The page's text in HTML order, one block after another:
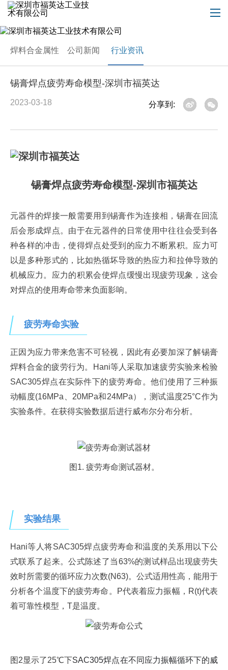
焊料合金属性 公司新闻 行业资讯
锡膏焊点疲劳寿命模型-深圳市福英达
2023-03-18 分享到:
锡膏焊点疲劳寿命模型-深圳市福英达
元器件的焊接一般需要用到锡膏作为连接相，锡膏在回流
后会形成焊点。由于在元器件的日常使用中往往会受到各
种各样的冲击，使得焊点处受到的应力不断累积。应力可
以是多种形式的，比如热循坏导致的热应力和拉伸导致的
机械应力。应力的积累会使焊点缓慢出现疲劳现象，这会
对焊点的使用寿命带来负面影响。
疲劳寿命实验
正因为应力带来危害不可轻视，因此有必要加深了解锡膏
焊料合金的疲劳行为。Hani等人采取加速疲劳实验来检验
SAC305焊点在实际件下的疲劳寿命。他们使用了三种振
动幅度(16MPa、20MPa和24MPa），测试温度25°C作为
实验条件。在获得实验数据后进行威布尔分布分析。
图1. 疲劳寿命测试器材。
实验结果
Hani等人将SAC305焊点疲劳寿命和温度的关系用以下公
式联系了起来。公式陈述了当63%的测试样品出现疲劳失
效时所需要的循环应力次数(N63)。公式适用性高，能用于
分析各个温度下的疲劳寿命。P代表着应力振幅，R(t)代表
着可靠性模型，T是温度。
图2显示了25℃下SAC305焊点在不同应力振幅循环下的威